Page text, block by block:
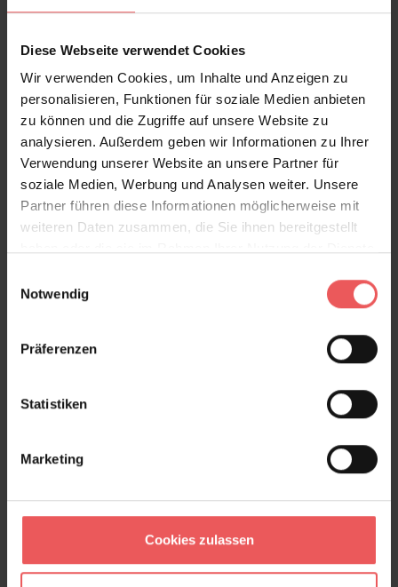
Diese Webseite verwendet Cookies
Wir verwenden Cookies, um Inhalte und Anzeigen zu
personalisieren, Funktionen für soziale Medien anbieten
zu können und die Zugriffe auf unsere Website zu
analysieren. Außerdem geben wir Informationen zu Ihrer
Verwendung unserer Website an unsere Partner für
soziale Medien, Werbung und Analysen weiter. Unsere
Partner führen diese Informationen möglicherweise mit
weiteren Daten zusammen, die Sie ihnen bereitgestellt
Notwendig
Präferenzen
Statistiken
Marketing
Cookies zulassen
Blümchen, col. 01
213,50 €
Blümchen, col. 02